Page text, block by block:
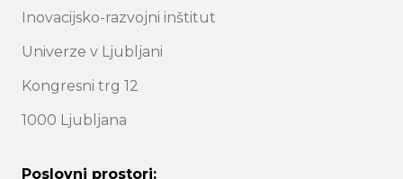
Inovacijsko-razvojni inštitut
Univerze v Ljubljani
Kongresni trg 12
1000 Ljubljana
Poslovni prostori: